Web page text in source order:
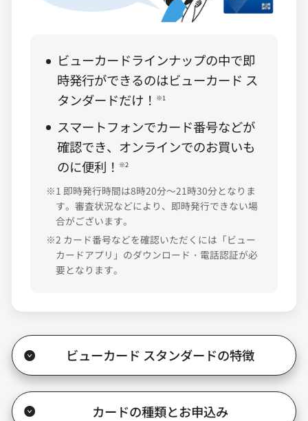
ビューカードラインナップの中で即
時発行ができるのはビューカード ス
タンダードだけ！ ※1
スマートフォンでカード番号などが
確認でき、オンラインでのお買いも
のに便利！ ※2
※1 即時発行時間は8時20分～21時30分となりま
す。審査状況などにより、即時発行できない場
合がございます。
※2 カード番号などを確認いただくには「ビュー
カードアプリ」のダウンロード・電話認証が必
要となります。
ビューカード スタンダードの特徴
カードの種類とお申込み